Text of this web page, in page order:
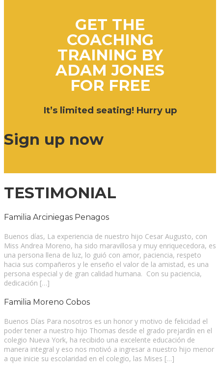
GET THE
COACHING
TRAINING BY
ADAM JONES
FOR FREE
It’s limited seating! Hurry up
Sign up now
TESTIMONIAL
Familia Arciniegas Penagos
Buenos días, La experiencia de nuestro hijo Cesar Augusto, con
Miss Andrea Moreno, ha sido maravillosa y muy enriquecedora, es
una persona llena de luz, lo guió con amor, paciencia, respeto
hacia sus compañeros y le enseño el valor de la amistad, es una
persona especial y de gran calidad humana. Con su paciencia,
dedicación […]
Familia Moreno Cobos
Buenos Días Para nosotros es un honor y motivo de felicidad el
poder tener a nuestro hijo Thomas desde el grado prejardín en el
colegio Nueva York, ha recibido una excelente educación de
manera integral y eso nos motivó a ingresar a nuestro hijo menor
a que inicie su escolaridad en el colegio, las Mises […]